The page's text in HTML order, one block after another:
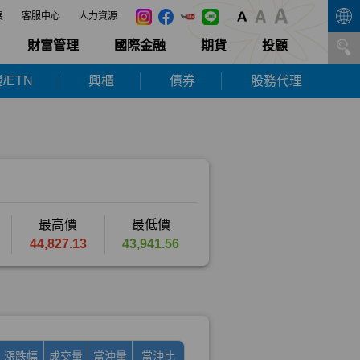
客服中心 人力資源
財富管理 國際金融 期貨 投顧
ETN 興櫃 債券 股務代理